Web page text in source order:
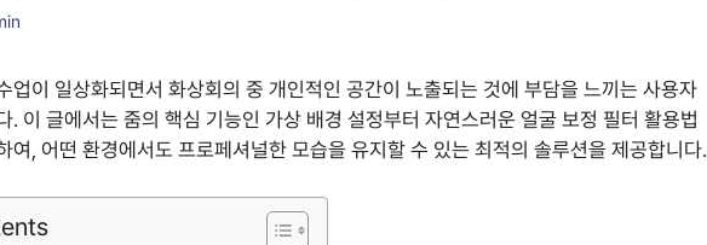
업이 일상화되면서 화상회의 중 개인적인 공간이 노출되는 것에 부담을 느끼는 사용자
. 이 글에서는 줌의 핵심 기능인 가상 배경 설정부터 자연스러운 얼굴 보정 필터 활용법
여, 어떤 환경에서도 프로페셔널한 모습을 유지할 수 있는 최적의 솔루션을 제공합니다.